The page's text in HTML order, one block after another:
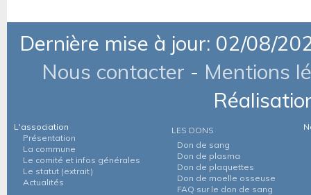
Dernière mise à jour: 02/08/
Nous contacter - Mentions
L'association
Présentation
La commune
Le comité et infos générales
Le statut (extrait)
Actualités
LES DONS
Don de sang
Don de plasma
Don de plaquettes
Don de moelle osseuse
FAQ sur le don de sang